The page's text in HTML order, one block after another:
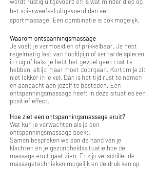
het spierweefsel uitgevoerd dan een
sportmassage. Een combinatie is ook mogelijk.
Waarom ontspanningsmassage
Je voelt je vermoeid en of prikkelbaar. Je hebt
regelmatig last van hoofdpijn of verharde spieren
in rug of hals. je hebt het gevoel geen rust te
hebben, altijd maar moet doorgaan. Kortom je zit
niet lekker in je vel. Dan is het tijd rust te nemen
en aandacht aan jezelf te besteden. Een
ontspanningsmassage heeft in deze situaties een
positief effect.
Hoe ziet een ontspanningsmassage eruit?
Wat kun je verwachten als je een
ontspanningsmassage boekt:
Samen bespreken we aan de hand van je
klachten en je gezondheidssituatie hoe de
massage eruit gaat zien. Er zijn verschillende
massagetechnieken mogelijk en de druk kan op